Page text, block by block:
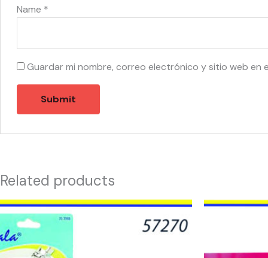
Name *
Guardar mi nombre, correo electrónico y sitio web en
Related products
57270
EYELASH
CURLER
10009
Personna